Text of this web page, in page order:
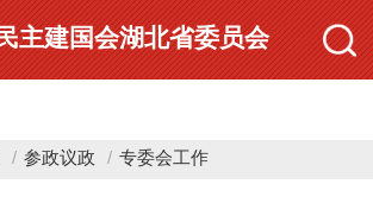
主建国会湖北省委员会
参政议政 专委会工作